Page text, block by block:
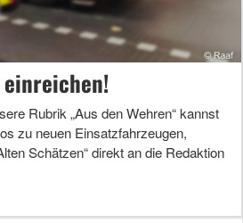
Rubrik „Aus den Wehren“ kannst
zu neuen Einsatzfahrzeugen,
Schätzen“ direkt an die Redaktion